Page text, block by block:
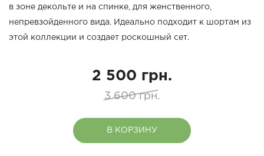
в зоне декольте и на спинке, для женственного,
непревзойденного вида. Идеально подходит к шортам из
этой коллекции и создает роскошный сет.
2 500 грн.
3 600 грн.
В КОРЗИНУ